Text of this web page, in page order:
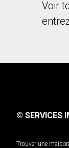
Voir
.
© SERVICES
Trouver une maison